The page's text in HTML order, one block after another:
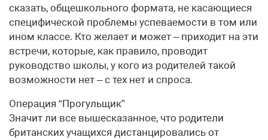
сказать, общешкольного формата, не касающиеся
специфической проблемы успеваемости в том или
ином классе. Кто желает и может – приходит на эти
встречи, которые, как правило, проводит
руководство школы, у кого из родителей такой
возможности нет – с тех нет и спроса.
Операция “Прогульщик”
Значит ли все вышесказанное, что родители
британских учащихся дистанцировались от